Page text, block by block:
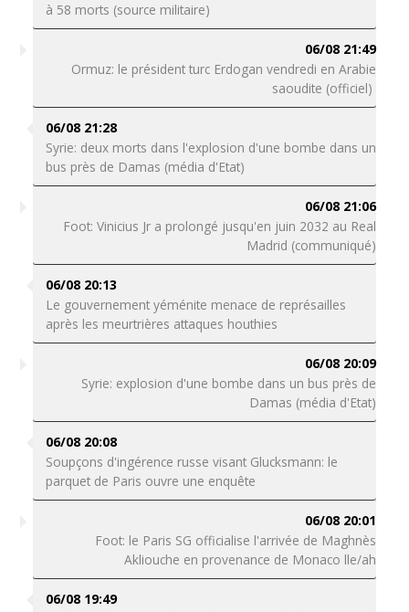
à 58 morts (source militaire)
06/08 21:49
Ormuz: le président turc Erdogan vendredi en Arabie
saoudite (officiel)
06/08 21:28
Syrie: deux morts dans l'explosion d'une bombe dans un
bus près de Damas (média d'Etat)
06/08 21:06
Foot: Vinicius Jr a prolongé jusqu'en juin 2032 au Real
Madrid (communiqué)
06/08 20:13
Le gouvernement yéménite menace de représailles
après les meurtrières attaques houthies
06/08 20:09
Syrie: explosion d'une bombe dans un bus près de
Damas (média d'Etat)
06/08 20:08
Soupçons d'ingérence russe visant Glucksmann: le
parquet de Paris ouvre une enquête
06/08 20:01
Foot: le Paris SG officialise l'arrivée de Maghnès
Akliouche en provenance de Monaco lle/ah
06/08 19:49